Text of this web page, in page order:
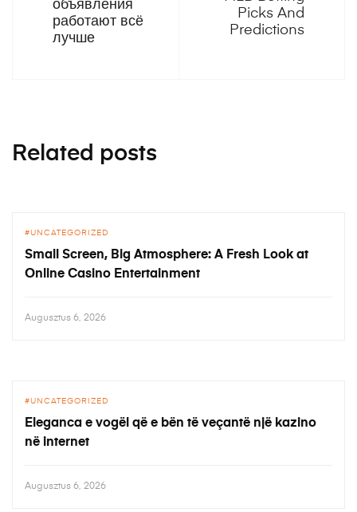
объявления
работают всё
лучше
Picks And
Predictions
Related posts
UNCATEGORIZED
Small Screen, Big Atmosphere: A Fresh Look at
Online Casino Entertainment
Augusztus 6, 2026
UNCATEGORIZED
Eleganca e vogël që e bën të veçantë një kazino
në internet
Augusztus 6, 2026